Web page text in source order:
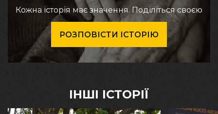
Кожна історія має значення. Поділіться своєю
РОЗПОВІСТИ ІСТОРІЮ
ІНШІ ІСТОРІЇ